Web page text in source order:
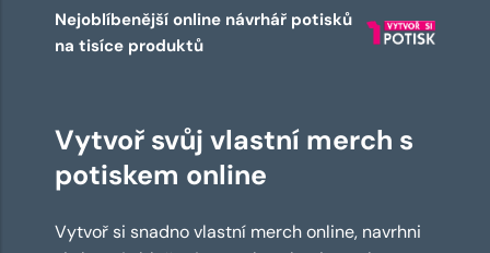
Nejoblíbenější online návrhář potisků
na tisíce produktů
Vytvoř svůj vlastní merch s
potiskem online
Vytvoř si snadno vlastní merch online, navrhni